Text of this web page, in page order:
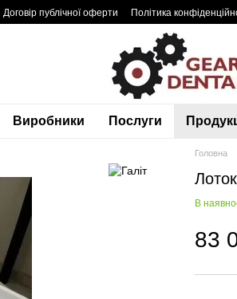
Договір публічної оферти Політика
Виробники Послуги
Головна
В
83